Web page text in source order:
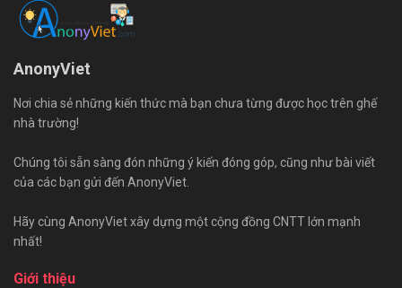
AnonyViet
Nơi chia sẻ những kiến thức mà bạn chưa từng được học trên ghế
nhà trường!
Chúng tôi sẵn sàng đón những ý kiến đóng góp, cũng như bài viết
của các bạn gửi đến AnonyViet.
Hãy cùng AnonyViet xây dựng một cộng đồng CNTT lớn mạnh
nhất!
Giới thiệu